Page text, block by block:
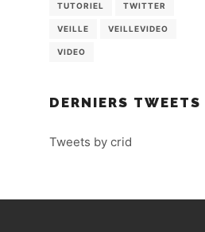
TUTORIEL TWITTER
VEILLE VEILLEVIDEO
VIDEO
DERNIERS TWEETS
Tweets by crid